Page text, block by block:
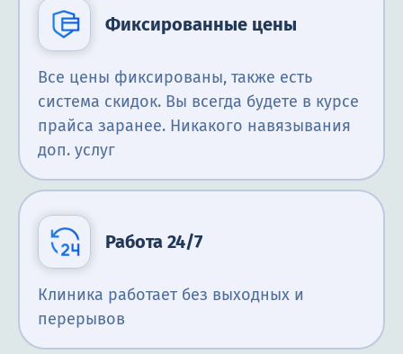
Фиксированные цены
Все цены фиксированы, также есть
система скидок. Вы всегда будете в курсе
прайса заранее. Никакого навязывания
доп. услуг
Работа 24/7
Клиника работает без выходных и
перерывов